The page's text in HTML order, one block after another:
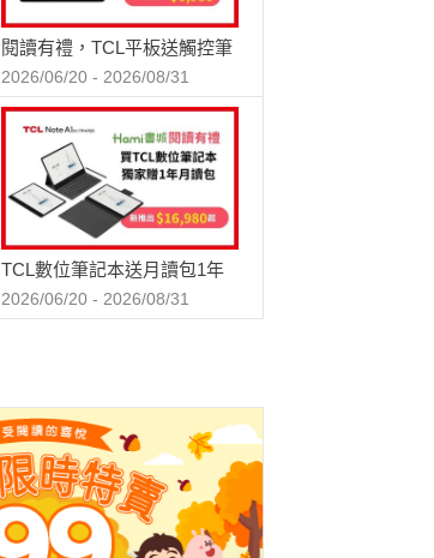
閱讀有禮，TCL平板送觸控筆
2026/06/20 - 2026/08/31
TCL數位筆記本送月讀包1年
2026/06/20 - 2026/08/31